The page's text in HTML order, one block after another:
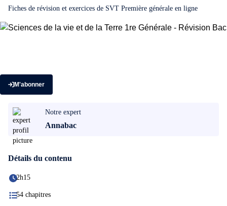
Fiches de révision et exercices de SVT Première générale en ligne
M'abonner
Notre expert
Annabac
Détails du contenu
2h15
54 chapitres